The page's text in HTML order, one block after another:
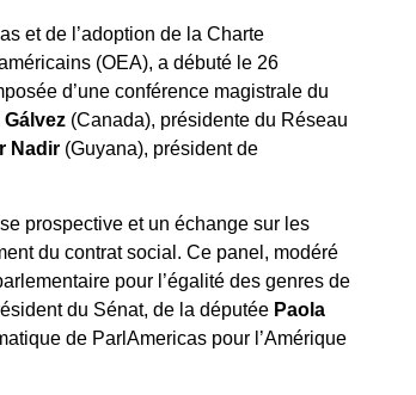
et de l’adoption de la Charte
(OEA), a débuté le 26
d’une conférence magistrale du
Gálvez (Canada), présidente du Réseau
Nadir (Guyana), président de
prospective et un échange sur les
du contrat social. Ce panel, modéré
pour l’égalité des genres de
du Sénat, de la députée Paola
de ParlAmericas pour l’Amérique